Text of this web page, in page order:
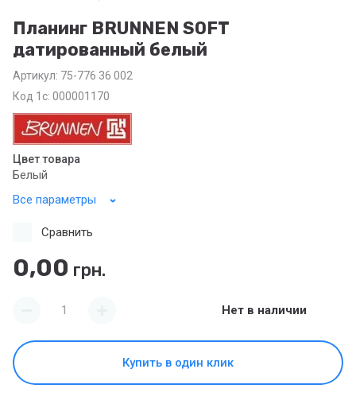
Планинг BRUNNEN SOFT
датированный белый
Артикул: 75-776 36 002
Код 1с: 000001170
Цвет товара
Белый
Все параметры
0,00 грн.
Сравнить
Нет в наличии
Купить в один клик